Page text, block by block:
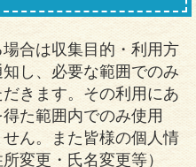
合は収集目的・利用方
し、必要な範囲でのみ
きます。その利用にあ
た範囲内でのみ使用
ん。また皆様の個人情
変更・氏名変更等）